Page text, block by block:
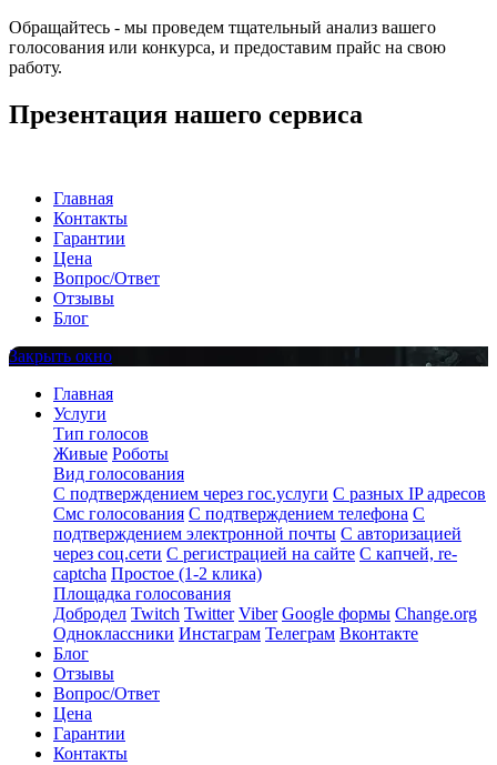
Обращайтесь - мы проведем тщательный анализ вашего
голосования или конкурса, и предоставим прайс на свою
работу.
Презентация нашего сервиса
Главная
Контакты
Гарантии
Цена
Вопрос/Ответ
Отзывы
Блог
Закрыть окно
Главная
Услуги
Тип голосов
Живые Роботы
Вид голосования
С подтверждением через гос.услуги С разных IP адресов
Смс голосования С подтверждением телефона С
подтверждением электронной почты С авторизацией
через соц.сети С регистрацией на сайте С капчей, re-
captcha Простое (1-2 клика)
Площадка голосования
Добродел Twitch Twitter Viber Google формы Change.org
Одноклассники Инстаграм Телеграм Вконтакте
Блог
Отзывы
Вопрос/Ответ
Цена
Гарантии
Контакты